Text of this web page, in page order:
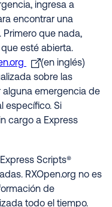
ingresa a
encontrar una
que nada,
esté abierta.
(en inglés)
sobre las
emergencia de
específico. Si
cargo a Express
Scripts®
RXOpen.org no es
de
todo el tiempo.